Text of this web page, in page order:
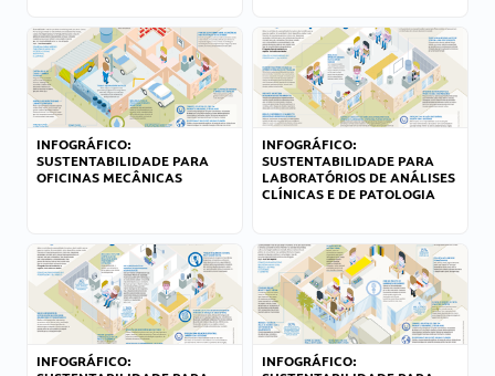
INFOGRÁFICO:
SUSTENTABILIDADE PARA
OFICINAS MECÂNICAS
INFOGRÁFICO:
SUSTENTABILIDADE PARA
LABORATÓRIOS DE ANÁLISES
CLÍNICAS E DE PATOLOGIA
INFOGRÁFICO:
INFOGRÁFICO: